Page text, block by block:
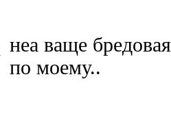
неа ваще
по моему..